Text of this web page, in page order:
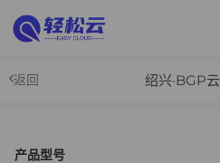
返回 绍兴·BGP云
产品型号